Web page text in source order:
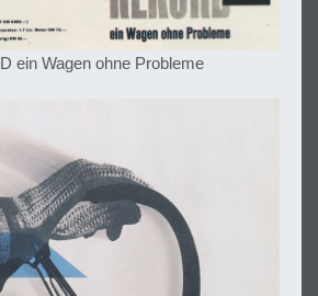
ein Wagen ohne Probleme